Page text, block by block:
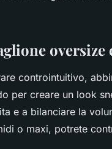
oversize
controintuitivo,
per creare un look
e a bilanciare la
o maxi, potrete